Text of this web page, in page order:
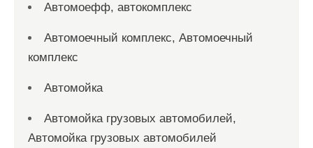
Автомоефф, автокомплекс
Автомоечный комплекс, Автомоечный
комплекс
Автомойка
Автомойка грузовых автомобилей,
Автомойка грузовых автомобилей